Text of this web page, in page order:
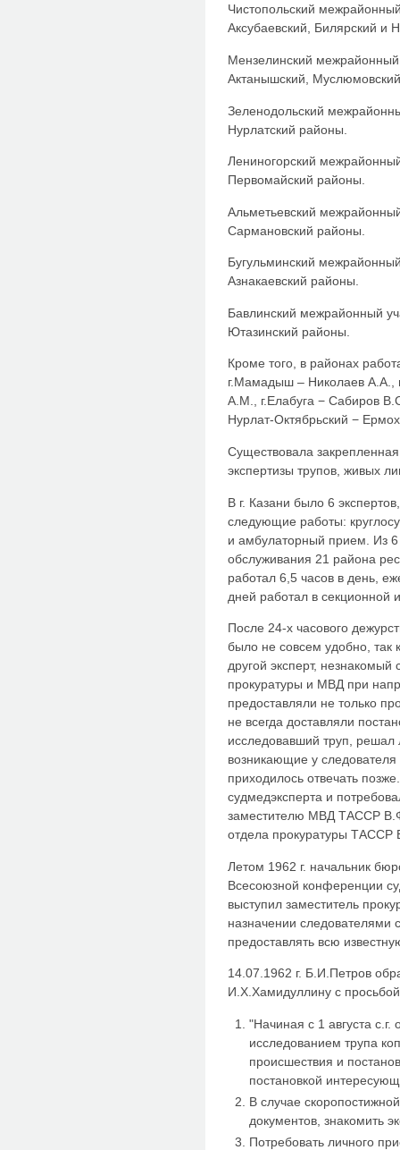
Чистопольский
Аксубаевский, Билярский
Мензелинский межрайонный
Актанышский,
Зеленодольский
Нурлатский районы.
Лениногорский
Первомайский районы.
Альметьевский
Сармановский районы.
Бугульминский
Азнакаевский районы.
Бавлинский межрайонный
Ютазинский районы.
Кроме того, в районах
г.Мамадыш – Николаев А.А.,
А.М., г.Елабуга − Сабиров
Нурлат-Октябрьский −
Существовала
экспертизы трупов, живых
В г. Казани было 6
следующие работы:
и амбулаторный прием. Из
обслуживания 21 района
работал 6,5 часов в день,
дней работал в секционной
После 24-х часового
было не совсем удобно, так
другой эксперт, незнакомый
прокуратуры и МВД при
предоставляли не только
не всегда доставляли
исследовавший труп,
возникающие у
приходилось отвечать
судмедэксперта и
заместителю МВД ТАССР
отдела прокуратуры ТАССР
Летом 1962 г. начальник
Всесоюзной конференции
выступил заместитель
назначении следователями
предоставлять всю
14.07.1962 г. Б.И.Петров
И.Х.Хамидуллину с
"Начиная с 1 августа с.г.
исследованием трупа
происшествия и
постановкой
В случае
документов, знакомить
Потребовать личного